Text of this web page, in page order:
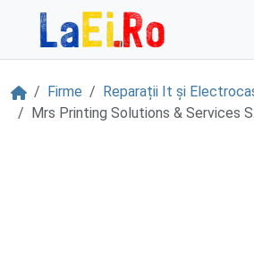
Sari la continut
AcasăFirme
Reparații It și
Mrs Printing Solutions & Services